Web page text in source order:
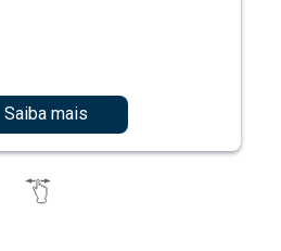
Saiba mais